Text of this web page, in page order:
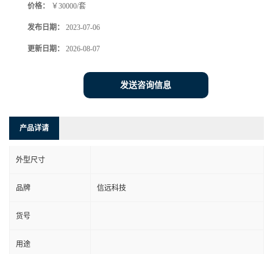
价格： ￥30000/套
发布日期： 2023-07-06
更新日期： 2026-08-07
发送咨询信息
产品详请
外型尺寸
品牌 信远科技
货号
用途